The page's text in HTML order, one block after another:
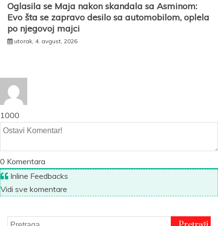
Oglasila se Maja nakon skandala sa Asminom:
Evo šta se zapravo desilo sa automobilom, oplela
po njegovoj majci
utorak, 4. avgust, 2026
1000
0 Komentara
Inline Feedbacks
Vidi sve komentare
Pretraga